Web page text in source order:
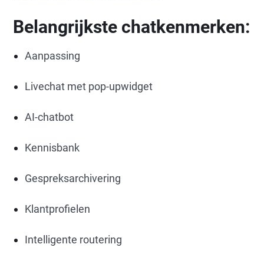
Belangrijkste chatkenmerken:
Aanpassing
Livechat met pop-upwidget
AI-chatbot
Kennisbank
Gespreksarchivering
Klantprofielen
Intelligente routering